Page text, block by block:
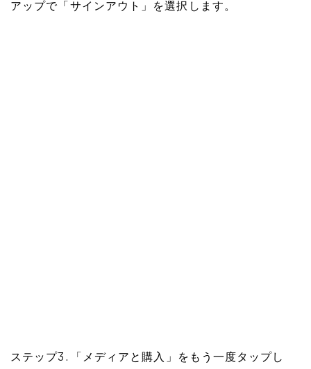
アップで「サインアウト」を選択します。
ステップ3. 「メディアと購入」をもう一度タップし